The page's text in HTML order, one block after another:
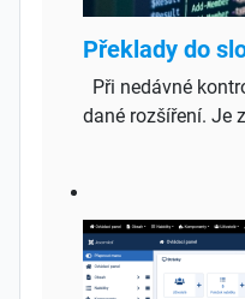
Překlady do
Při nedávné
dané rozšíření. Je